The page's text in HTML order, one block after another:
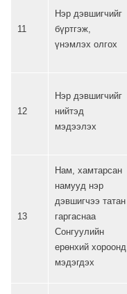
11
Нэр дэвшигчийг
бүртгэж,
үнэмлэх олгох
12
Нэр дэвшигчийг
нийтэд
мэдээлэх
13
Нам, хамтарсан
намууд нэр
дэвшигчээ татан
гаргаснаа
Сонгуулийн
ерөнхий хороонд
мэдэгдэх